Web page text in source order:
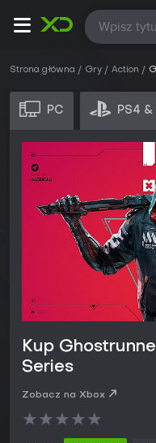
Wszystkie
Strona główna Gry Action
PC PS4 &
Kup
Series
Zobacz na Xbox
★★★★★